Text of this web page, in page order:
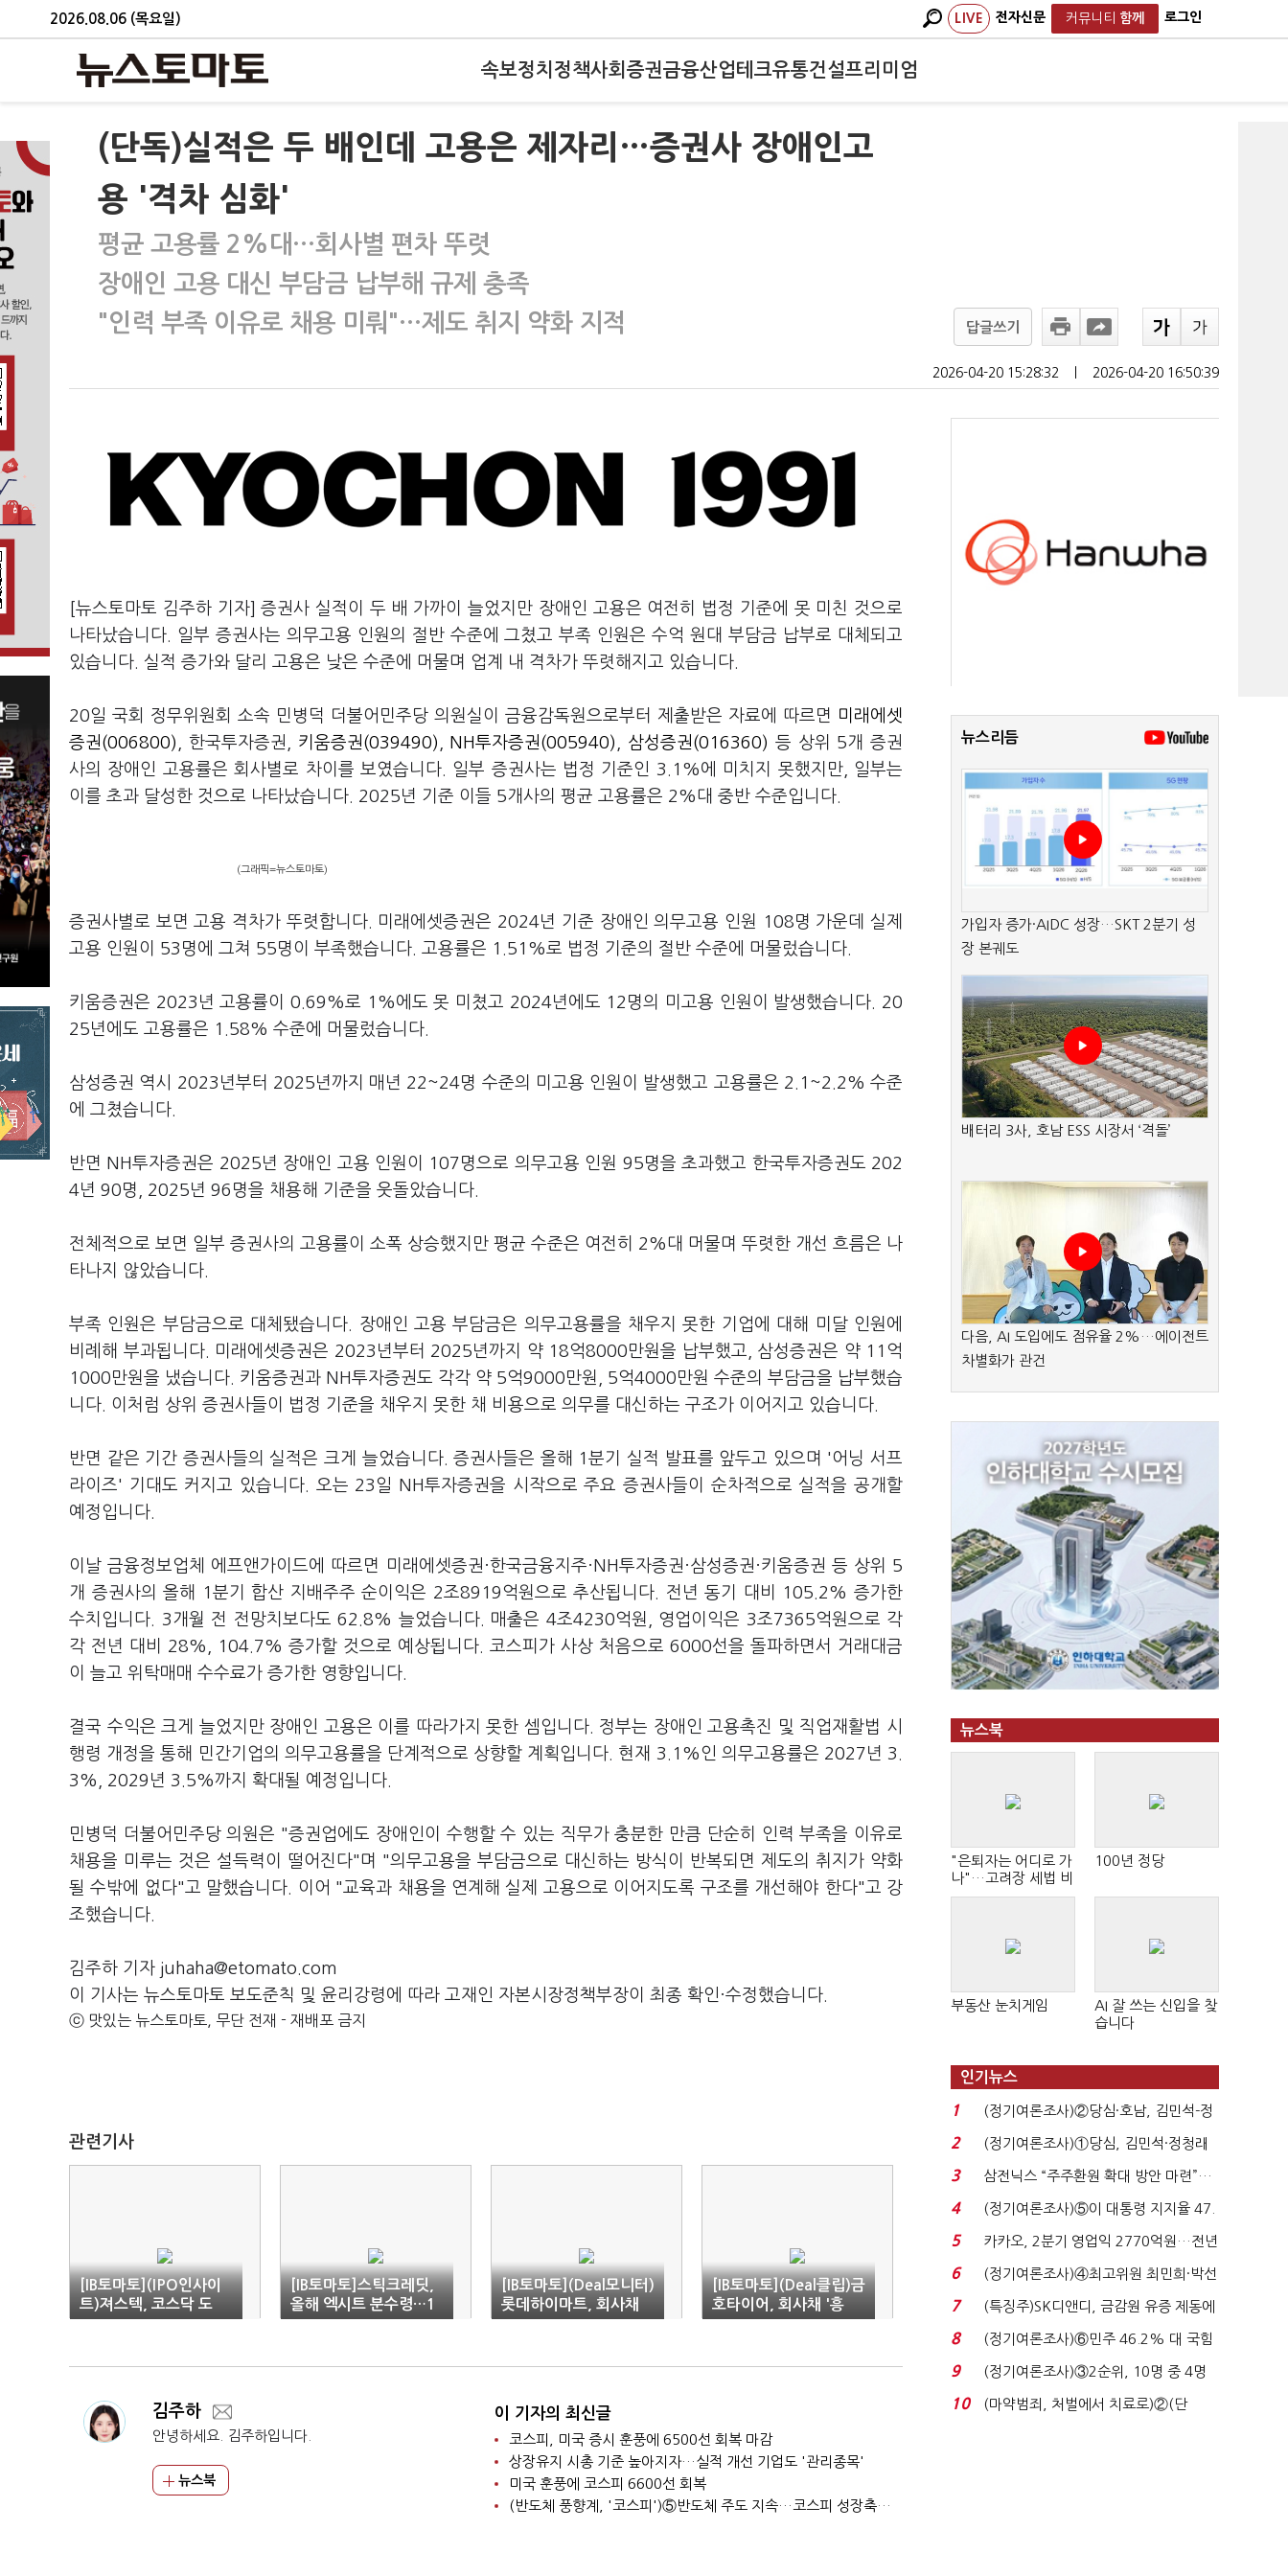
2026.08.06 (목요일) LIVE 전자신문 커뮤니티 함께 로그인
속보정치 정책사회 증권금융산업테크유통건설프리미엄
(단독)실적은 두 배인데 고용은 제자리…증권사 장애인고
용 '격차 심화'
평균 고용률 2%대…회사별 편차 뚜렷
장애인 고용 대신 부담금 납부해 규제 충족
"인력 부족 이유로 채용 미뤄"…제도 취지 약화 지적
답글쓰기
2026-04-20 15:28:32 2026-04-20 16:50:39
[뉴스토마토 김주하 기자] 증권사 실적이 두 배 가까이 늘었지만 장애인 고용은 여전히 법정 기준에 못 미친 것으로
나타났습니다. 일부 증권사는 의무고용 인원의 절반 수준에 그쳤고 부족 인원은 수억 원대 부담금 납부로 대체되고
있습니다. 실적 증가와 달리 고용은 낮은 수준에 머물며 업계 내 격차가 뚜렷해지고 있습니다.
20일 국회 정무위원회 소속 민병덕 더불어민주당 의원실이 금융감독원으로부터 제출받은 자료에 따르면 미래에셋
증권(006800)
, 한국투자증권, 키움증권(039490) NH투자증권(005940) 삼성증권(016360) 등 상위 5개 증권
사의 장애인 고용률은 회사별로 차이를 보였습니다. 일부 증권사는 법정 기준인 3.1%에 미치지 못했지만, 일부는
이를 초과 달성한 것으로 나타났습니다. 2025년 기준 이들 5개사의 평균 고용률은 2%대 중반 수준입니다.
(그래픽=뉴스토마토)
증권사별로 보면 고용 격차가 뚜렷합니다. 미래에셋증권은 2024년 기준 장애인 의무고용 인원 108명 가운데 실제
고용 인원이 53명에 그쳐 55명이 부족했습니다. 고용률은 1.51%로 법정 기준의 절반 수준에 머물렀습니다.
키움증권은 2023년 고용률이 0.69%로 1%에도 못 미쳤고 2024년에도 12명의 미고용 인원이 발생했습니다. 20
25년에도 고용률은 1.58% 수준에 머물렀습니다.
삼성증권 역시 2023년부터 2025년까지 매년 22~24명 수준의 미고용 인원이 발생했고 고용률은 2.1~2.2% 수준
에 그쳤습니다.
반면 NH투자증권은 2025년 장애인 고용 인원이 107명으로 의무고용 인원 95명을 초과했고 한국투자증권도 202
4년 90명, 2025년 96명을 채용해 기준을 웃돌았습니다.
전체적으로 보면 일부 증권사의 고용률이 소폭 상승했지만 평균 수준은 여전히 2%대 머물며 뚜렷한 개선 흐름은 나
타나지 않았습니다.
부족 인원은 부담금으로 대체됐습니다. 장애인 고용 부담금은 의무고용률을 채우지 못한 기업에 대해 미달 인원에
비례해 부과됩니다. 미래에셋증권은 2023년부터 2025년까지 약 18억8000만원을 납부했고, 삼성증권은 약 11억
1000만원을 냈습니다. 키움증권과 NH투자증권도 각각 약 5억9000만원, 5억4000만원 수준의 부담금을 납부했습
니다. 이처럼 상위 증권사들이 법정 기준을 채우지 못한 채 비용으로 의무를 대신하는 구조가 이어지고 있습니다.
반면 같은 기간 증권사들의 실적은 크게 늘었습니다. 증권사들은 올해 1분기 실적 발표를 앞두고 있으며 '어닝 서프
라이즈' 기대도 커지고 있습니다. 오는 23일 NH투자증권을 시작으로 주요 증권사들이 순차적으로 실적을 공개할
예정입니다.
이날 금융정보업체 에프앤가이드에 따르면 미래에셋증권·한국금융지주·NH투자증권·삼성증권·키움증권 등 상위 5
개 증권사의 올해 1분기 합산 지배주주 순이익은 2조8919억원으로 추산됩니다. 전년 동기 대비 105.2% 증가한
수치입니다. 3개월 전 전망치보다도 62.8% 늘었습니다. 매출은 4조4230억원, 영업이익은 3조7365억원으로 각
각 전년 대비 28%, 104.7% 증가할 것으로 예상됩니다. 코스피가 사상 처음으로 6000선을 돌파하면서 거래대금
이 늘고 위탁매매 수수료가 증가한 영향입니다.
결국 수익은 크게 늘었지만 장애인 고용은 이를 따라가지 못한 셈입니다. 정부는 장애인 고용촉진 및 직업재활법 시
행령 개정을 통해 민간기업의 의무고용률을 단계적으로 상향할 계획입니다. 현재 3.1%인 의무고용률은 2027년 3.
3%, 2029년 3.5%까지 확대될 예정입니다.
민병덕 더불어민주당 의원은 "증권업에도 장애인이 수행할 수 있는 직무가 충분한 만큼 단순히 인력 부족을 이유로
채용을 미루는 것은 설득력이 떨어진다"며 "의무고용을 부담금으로 대신하는 방식이 반복되면 제도의 취지가 약화
될 수밖에 없다"고 말했습니다. 이어 "교육과 채용을 연계해 실제 고용으로 이어지도록 구조를 개선해야 한다"고 강
조했습니다.
김주하 기자 juhaha@etomato.com
이 기사는 뉴스토마토 보도준칙 및 윤리강령에 따라 고재인 자본시장정책부장이 최종 확인·수정했습니다.
ⓒ 맛있는 뉴스토마토, 무단 전재 - 재배포 금지
관련기사
[IB토마토](IPO인사이
트)져스텍, 코스닥 도
전…성장동력 기반 '마
[IB토마토]스틱크레딧,
올해 엑시트 분수령…1
호 펀드 '성과 시험대'
[IB토마토](Deal모니터)
롯데하이마트, 회사채
발행으로 단기부채 줄인
[IB토마토](Deal클립)금
호타이어, 회사채 '흥
행'…차환 넘어 운영자
김주하
안녕하세요. 김주하입니다.
뉴스북
이 기자의 최신글
코스피, 미국 증시 훈풍에 6500선 회복 마감
상장유지 시총 기준 높아지자…실적 개선 기업도 '관리종목'
미국 훈풍에 코스피 6600선 회복
(반도체 풍향계, '코스피')⑤반도체 주도 지속…코스피 성장축은 확대
뉴스리듬
가입자 증가·AIDC 성장…SKT 2분기 성
장 본궤도
배터리 3사, 호남 ESS 시장서 ‘격돌’
다음, AI 도입에도 점유율 2%…에이전트
차별화가 관건
뉴스북
"은퇴자는 어디로 가
나"…고려장 세법 비
판 확산
100년 정당
부동산 눈치게임
AI 잘 쓰는 신입을 찾
습니다
인기뉴스
1
(정기여론조사)②당심·호남, 김민석-정
청래 '초접전'...
2
(정기여론조사)①당심, 김민석·정청래
'초접전'…대통령 ...
3
삼전닉스 “주주환원 확대 방안 마련”…
로이터에 성명...
4
(정기여론조사)⑤이 대통령 지지율 47.
7%…일주일 만에 ...
5
카카오, 2분기 영업익 2770억원…전년
비 36% 증가...
6
(정기여론조사)④최고위원 최민희·박선
원 '양강'…서미...
7
(특징주)SK디앤디, 금감원 유증 제동에
장 초반 상한가...
8
(정기여론조사)⑥민주 46.2% 대 국힘
31.0%…오차범위 밖 ...
9
(정기여론조사)③2순위, 10명 중 4명
'송영길'…정청래 '한 ...
10
(마약범죄, 처벌에서 치료로)②(단